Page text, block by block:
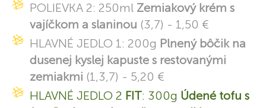
POLIEVKA 2: 250ml Zemiakový krém s
vajíčkom a slaninou (3,7) - 1,50 €
HLAVNÉ JEDLO 1: 200g Plnený bôčik na
dusenej kyslej kapuste s restovanými
zemiakmi (1,3,7) - 5,20 €
HLAVNÉ JEDLO 2 FIT: 300g Údené tofu s